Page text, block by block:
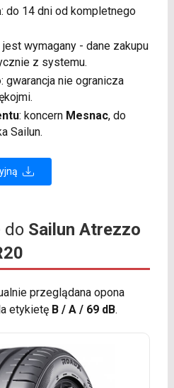
: do 14 dni od kompletnego
jest wymagany - dane zakupu
z systemu.
: gwarancja nie ogranicza
: koncern Mesnac, do
Sailun.
do Sailun Atrezzo
przeglądana opona
etykietę B / A / 69 dB.